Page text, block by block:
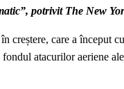
potrivit The New
care a început
atacurilor aeriene